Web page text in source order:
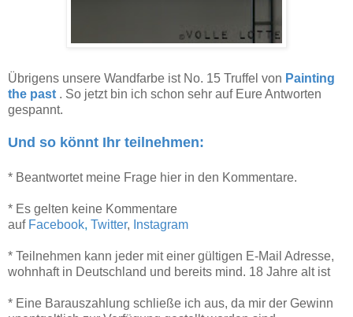
Übrigens unsere Wandfarbe ist No. 15 Truffel von Painting
the past . So jetzt bin ich schon sehr auf Eure Antworten
gespannt.
Und so könnt Ihr teilnehmen:
* Beantwortet meine Frage hier in den Kommentare.
* Es gelten keine Kommentare
auf Facebook, Twitter, Instagram
* Teilnehmen kann jeder mit einer gültigen E-Mail Adresse,
wohnhaft in Deutschland und bereits mind. 18 Jahre alt ist
* Eine Barauszahlung schließe ich aus, da mir der Gewinn